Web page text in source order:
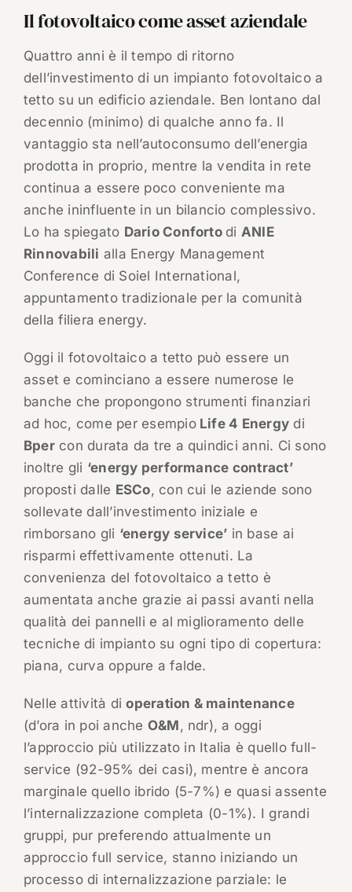
Il fotovoltaico come asset aziendale
Quattro anni è il tempo di ritorno
dell’investimento di un impianto fotovoltaico a
tetto su un edificio aziendale. Ben lontano dal
decennio (minimo) di qualche anno fa. Il
vantaggio sta nell’autoconsumo dell’energia
prodotta in proprio, mentre la vendita in rete
continua a essere poco conveniente ma
anche ininfluente in un bilancio complessivo.
Lo ha spiegato Dario Conforto di ANIE
Rinnovabili alla Energy Management
Conference di Soiel International,
appuntamento tradizionale per la comunità
della filiera energy.
Oggi il fotovoltaico a tetto può essere un
asset e cominciano a essere numerose le
banche che propongono strumenti finanziari
ad hoc, come per esempioLife 4 Energy di
Bpercon durata da tre a quindici anni. Ci sono
inoltre gli ‘energy performance contract’
proposti dalle ESCo, con cui le aziende sono
sollevate dall’investimento iniziale e
rimborsano gli ‘energy service’ in base ai
risparmi effettivamente ottenuti. La
convenienza del fotovoltaico a tetto è
aumentata anche grazie ai passi avanti nella
qualità dei pannelli e al miglioramento delle
tecniche di impianto su ogni tipo di copertura:
piana, curva oppure a falde.
Nelle attività dioperation & maintenance
(d’ora in poi anche O&M, ndr), a oggi
l’approccio più utilizzato in Italia è quello full-
service (92-95% dei casi), mentre è ancora
marginale quello ibrido (5-7%) e quasi assente
l’internalizzazione completa (0-1%). I grandi
gruppi, pur preferendo attualmente un
approccio full service, stanno iniziando un
processo di internalizzazione parziale: le